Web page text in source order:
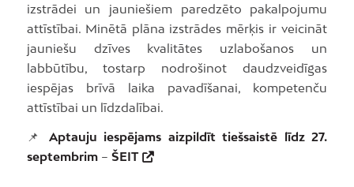
izstrādei un jauniešiem paredzēto pakalpojumu
attīstībai. Minētā plāna izstrādes mērķis ir veicināt
jauniešu dzīves kvalitātes uzlabošanos un
labbūtību, tostarp nodrošinot daudzveidīgas
iespējas brīvā laika pavadīšanai, kompetenču
attīstībai un līdzdalībai.
📌 Aptauju iespējams aizpildīt tiešsaistē līdz 27.
septembrim– ŠEIT